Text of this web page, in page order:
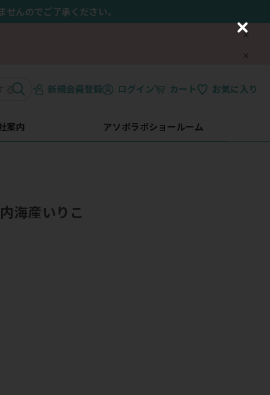
んのでご了承ください。
新規会員登録 ログイン カート お気に入り
案内 アソボラボショールーム
海産いりこ
C
o